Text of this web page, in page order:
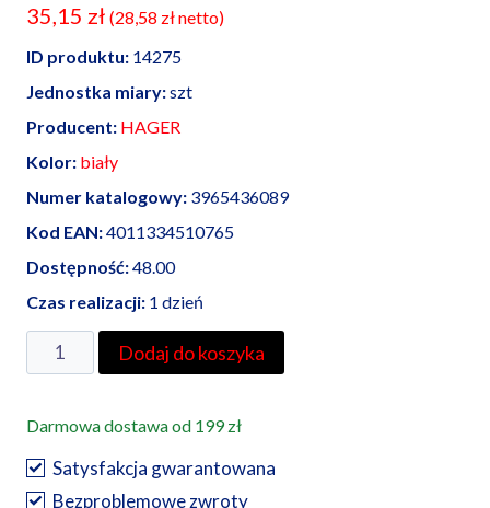
35,15 zł (28,58 złnetto)
ID produktu: 14275
Jednostka miary:szt
Producent: HAGER
Kolor: biały
Numer katalogowy: 3965436089
Kod EAN:4011334510765
Dostępność:48.00
Czas realizacji: 1 dzień
ilość
Berker
płytka
czołowa
z
Dodaj do koszyka
Darmowa dostawa od 199 zł
Satysfakcja gwarantowana
Bezproblemowe zwroty